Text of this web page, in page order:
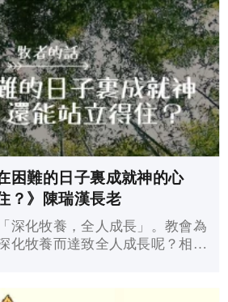
困難的日子裏成就神的心
？》陳瑞漢長老
深化牧養，全人成長」。教會為
化牧養而達致全人成長呢？相信